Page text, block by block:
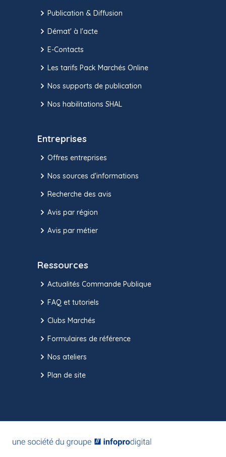
Publication & Diffusion
Démat' à l'acte
E-Contacts
Les tarifs Pack Marchés Online
Nos supports de publication
Nos habilitations SHAL
Entreprises
Offres entreprises
Nos sources d'informations
Recherche des avis
Avis par région
Avis par métier
Ressources
Actualités Commande Publique
FAQ et tutoriels
Clubs Marchés
Formulaires de référence
Nos ateliers
Plan de site